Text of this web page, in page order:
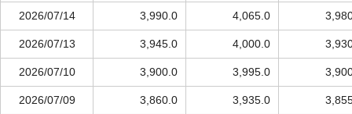
2026/07/14 3,990.0 4,065.0
2026/07/13 3,945.0 4,000.0
2026/07/10 3,900.0 3,995.0
2026/07/09 3,860.0 3,935.0